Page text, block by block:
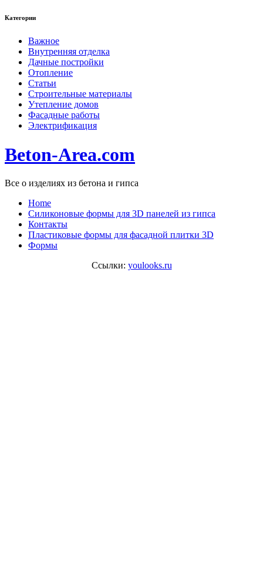
Категории
Важное
Внутренняя отделка
Дачные постройки
Отопление
Статьи
Строительные материалы
Утепление домов
Фасадные работы
Электрификация
Beton-Area.com
Все о изделиях из бетона и гипса
Home
Cиликоновые формы для 3D панелей из гипса
Контакты
Пластиковые формы для фасадной плитки 3D
Формы
Ссылки: youlooks.ru